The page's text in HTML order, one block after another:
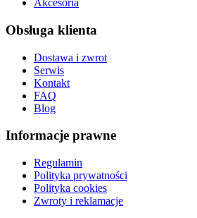
Akcesoria
Obsługa klienta
Dostawa i zwrot
Serwis
Kontakt
FAQ
Blog
Informacje prawne
Regulamin
Polityka prywatności
Polityka cookies
Zwroty i reklamacje